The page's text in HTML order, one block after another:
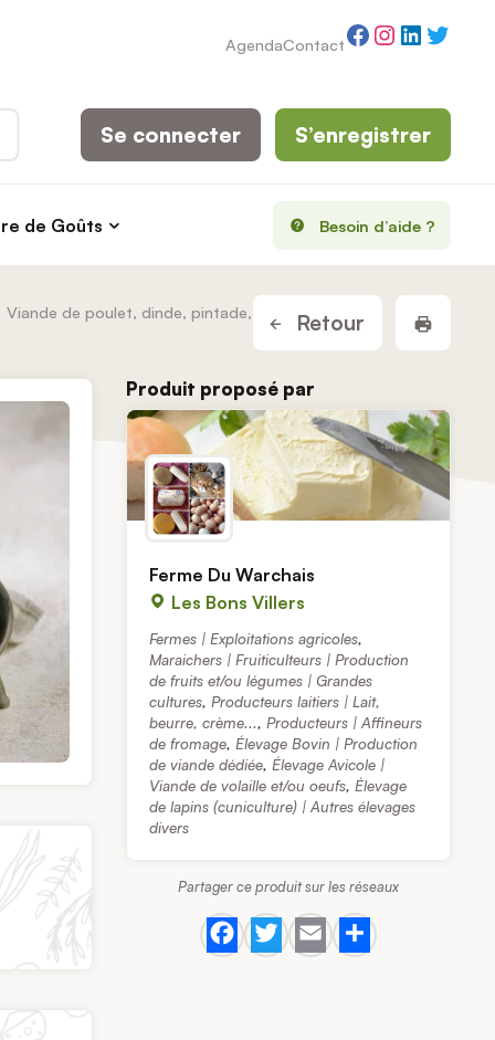
AgendaContactFacebook
Instagram
de Goûts Besoin d’aide ?
Se connecter S’enregistrer
Viande de poulet, dinde, pintade, Retour
Produit proposé par
Ferme Du Warchais
Les Bons Villers
Fermes | Exploitations agricoles,
Maraichers | Fruiticulteurs | Production
de fruits et/ou légumes | Grandes
cultures, Producteurs laitiers | Lait,
beurre, crème..., Producteurs | Affineurs
de fromage, Élevage Bovin | Production
de viande dédiée, Élevage Avicole |
Viande de volaille et/ou oeufs, Élevage
de lapins (cuniculture) | Autres élevages
divers
Partager ce produit sur les réseaux
Facebook
Twitter
EmailShare